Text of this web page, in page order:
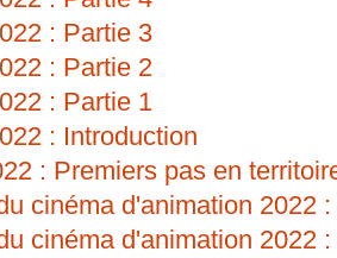
: Partie 3
: Partie 2
: Partie 1
: Introduction
: Premiers pas en
cinéma d'animation 2022
cinéma d'animation 2022